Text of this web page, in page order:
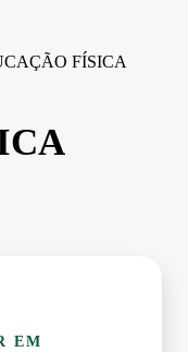
FÍSICA
EM